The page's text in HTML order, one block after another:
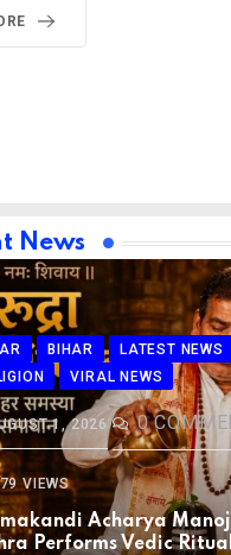
News
BIHAR LATEST NEWS
VIRAL NEWS
1, 2026 0
VIEWS
Acharya
Performs Vedic